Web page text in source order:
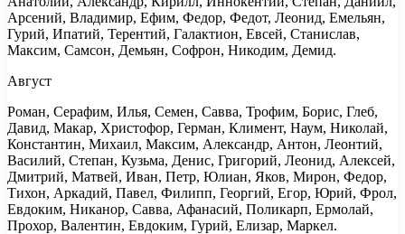
Арсений, Владимир, Ефим, Федор, Федот, Леонид, Емельян,
Гурий, Ипатий, Терентий, Галактион, Евсей, Станислав,
Максим, Самсон, Демьян, Софрон, Никодим, Демид.
Август
Роман, Серафим, Илья, Семен, Савва, Трофим, Борис, Глеб,
Давид, Макар, Христофор, Герман, Климент, Наум, Николай,
Константин, Михаил, Максим, Александр, Антон, Леонтий,
Василий, Степан, Кузьма, Денис, Григорий, Леонид, Алексей,
Дмитрий, Матвей, Иван, Петр, Юлиан, Яков, Мирон, Федор,
Тихон, Аркадий, Павел, Филипп, Георгий, Егор, Юрий, Фрол,
Евдоким, Никанор, Савва, Афанасий, Поликарп, Ермолай,
Прохор, Валентин, Евдоким, Гурий, Елизар, Маркел.